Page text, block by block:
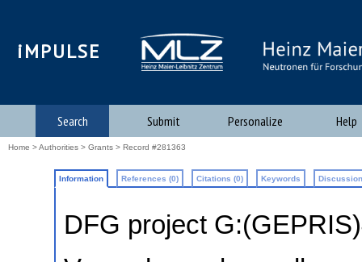
iMPULSE
Search Submit Personalize Help
Home >Authorities > Grants > Record #281363
Information References (0) Citations (0) Keywords
DFG project